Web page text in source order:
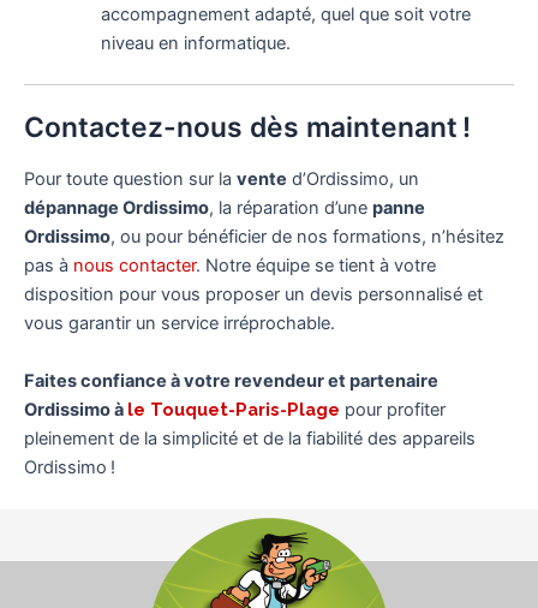
accompagnement adapté, quel que soit votre
niveau en informatique.
Contactez-nous dès maintenant !
Pour toute question sur la vente d’Ordissimo, un
dépannage Ordissimo, la réparation d’une panne
Ordissimo, ou pour bénéficier de nos formations, n’hésitez
pas à nous contacter. Notre équipe se tient à votre
disposition pour vous proposer un devis personnalisé et
vous garantir un service irréprochable.
Faites confiance à votre revendeur et partenaire
Ordissimo à le Touquet-Paris-Plage pour profiter
pleinement de la simplicité et de la fiabilité des appareils
Ordissimo !